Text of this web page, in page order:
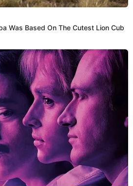
Mira la segunda parte del
su gira: "Nos vemos pronto"
lanzaron este 25 de noviembre la
anuncio de su regreso a los